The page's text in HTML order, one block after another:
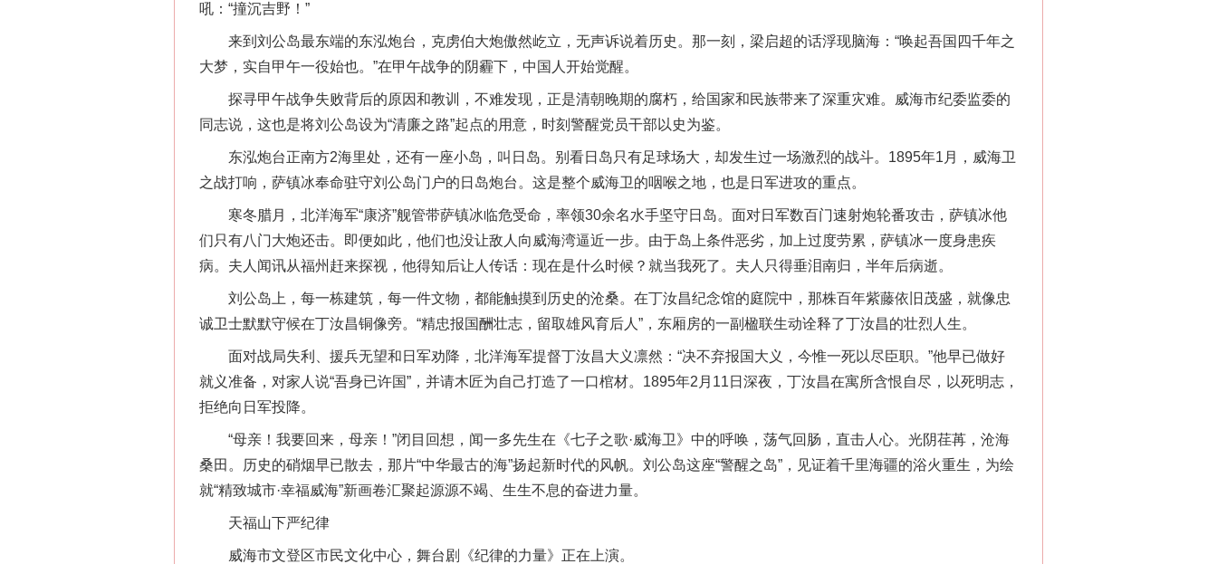
吼：“撞沉吉野！”
来到刘公岛最东端的东泓炮台，克虏伯大炮傲然屹立，无声诉说着历史。那一刻，梁启超的话浮现脑海：“唤起吾国四千年之
大梦，实自甲午一役始也。”在甲午战争的阴霾下，中国人开始觉醒。
探寻甲午战争失败背后的原因和教训，不难发现，正是清朝晚期的腐朽，给国家和民族带来了深重灾难。威海市纪委监委的
同志说，这也是将刘公岛设为“清廉之路”起点的用意，时刻警醒党员干部以史为鉴。
东泓炮台正南方2海里处，还有一座小岛，叫日岛。别看日岛只有足球场大，却发生过一场激烈的战斗。1895年1月，威海卫
之战打响，萨镇冰奉命驻守刘公岛门户的日岛炮台。这是整个威海卫的咽喉之地，也是日军进攻的重点。
寒冬腊月，北洋海军“康济”舰管带萨镇冰临危受命，率领30余名水手坚守日岛。面对日军数百门速射炮轮番攻击，萨镇冰他
们只有八门大炮还击。即便如此，他们也没让敌人向威海湾逼近一步。由于岛上条件恶劣，加上过度劳累，萨镇冰一度身患疾
病。夫人闻讯从福州赶来探视，他得知后让人传话：现在是什么时候？就当我死了。夫人只得垂泪南归，半年后病逝。
刘公岛上，每一栋建筑，每一件文物，都能触摸到历史的沧桑。在丁汝昌纪念馆的庭院中，那株百年紫藤依旧茂盛，就像忠
诚卫士默默守候在丁汝昌铜像旁。“精忠报国酬壮志，留取雄风育后人”，东厢房的一副楹联生动诠释了丁汝昌的壮烈人生。
面对战局失利、援兵无望和日军劝降，北洋海军提督丁汝昌大义凛然：“决不弃报国大义，今惟一死以尽臣职。”他早已做好
就义准备，对家人说“吾身已许国”，并请木匠为自己打造了一口棺材。1895年2月11日深夜，丁汝昌在寓所含恨自尽，以死明志，
拒绝向日军投降。
“母亲！我要回来，母亲！”闭目回想，闻一多先生在《七子之歌·威海卫》中的呼唤，荡气回肠，直击人心。光阴荏苒，沧海
桑田。历史的硝烟早已散去，那片“中华最古的海”扬起新时代的风帆。刘公岛这座“警醒之岛”，见证着千里海疆的浴火重生，为绘
就“精致城市·幸福威海”新画卷汇聚起源源不竭、生生不息的奋进力量。
天福山下严纪律
威海市文登区市民文化中心，舞台剧《纪律的力量》正在上演。